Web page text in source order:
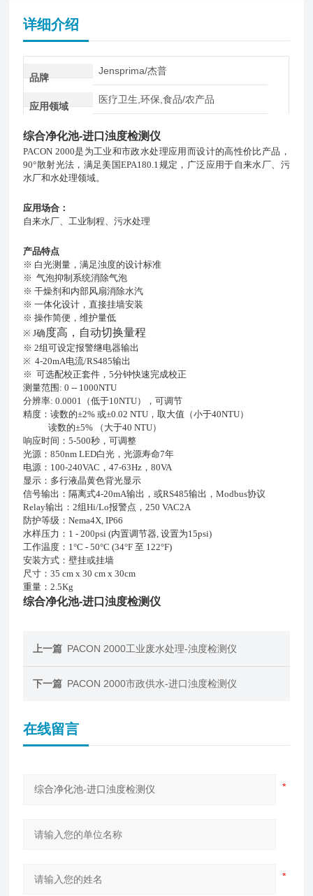
详细介绍
品牌
Jensprima/杰普
应用领域
医疗卫生,环保,食品/农产品
综合净化池-进口浊度检测仪
PACON 2000是为工业和市政水处理应用而设计的高性价比产品，
90°散射光法，满足美国EPA180.1规定，广泛应用于自来水厂、污
水厂和水处理领域。
应用场合 ：
自来水厂、工业制程、污水处理
产品特点
※ 白光测量，满足浊度的设计标准
※ 气泡抑制系统消除气泡
※ 干燥剂和内部风扇消除水汽
※ 一体化设计，直接挂墙安装
※ 操作简便，维护量低
※ J确度高，自动切换量程
※ 2组可设定报警继电器输出
※ 4-20mA电流/RS485输出
※ 可选配校正套件，5分钟快速完成校正
测量范围: 0 -- 1000NTU
分辨率: 0.0001（低于10NTU），可调节
精度：读数的±2% 或±0.02 NTU，取大值（小于40NTU）
读数的±5% （大于40 NTU）
响应时间：5-500秒，可调整
光源：850nm LED白光，光源寿命7年
电源：100-240VAC，47-63Hz，80VA
显示：多行液晶黄色背光显示
信号输出：隔离式4-20mA输出，或RS485输出，Modbus协议
Relay输出：2组Hi/Lo报警点，250 VAC2A
防护等级：Nema4X, IP66
水样压力：1 - 200psi (内置调节器, 设置为15psi)
工作温度：1°C - 50°C (34°F 至 122°F)
安装方式：壁挂或挂墙
尺寸：35 cm x 30 cm x 30cm
重量：2.5Kg
综合净化池-进口浊度检测仪
上一篇 PACON 2000工业废水处理-浊度检测仪
下一篇 PACON 2000市政供水-进口浊度检测仪
在线留言